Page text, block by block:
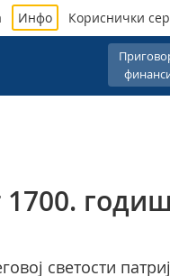
Инфо Кориснички
светости